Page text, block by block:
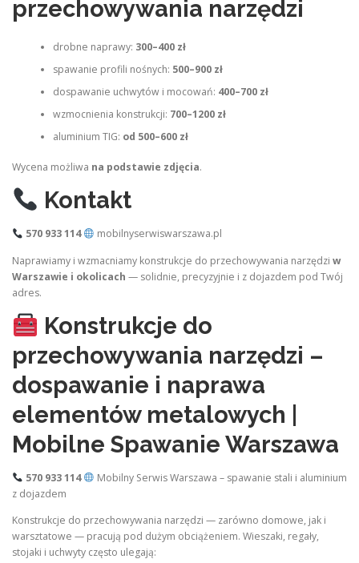
przechowywania narzędzi
drobne naprawy: 300–400 zł
spawanie profili nośnych: 500–900 zł
dospawanie uchwytów i mocowań: 400–700 zł
wzmocnienia konstrukcji: 700–1200 zł
aluminium TIG: od 500–600 zł
Wycena możliwa na podstawie zdjęcia.
Kontakt
570 933 114
mobilnyserwiswarszawa.pl
Naprawiamy i wzmacniamy konstrukcje do przechowywania narzędzi w
Warszawie i okolicach — solidnie, precyzyjnie i z dojazdem pod Twój
adres.
Konstrukcje do
przechowywania narzędzi –
dospawanie i naprawa
elementów metalowych |
Mobilne Spawanie Warszawa
570 933 114
Mobilny Serwis Warszawa – spawanie stali i aluminium
z dojazdem
Konstrukcje do przechowywania narzędzi — zarówno domowe, jak i
warsztatowe — pracują pod dużym obciążeniem. Wieszaki, regały,
stojaki i uchwyty często ulegają: